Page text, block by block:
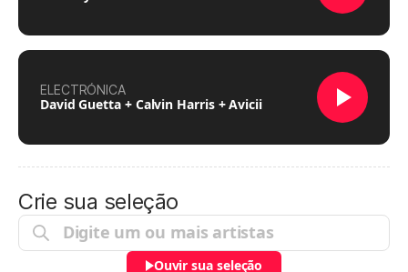
ELECTRÓNICA
David Guetta + Calvin Harris + Avicii
Crie sua seleção
Ouvir sua seleção